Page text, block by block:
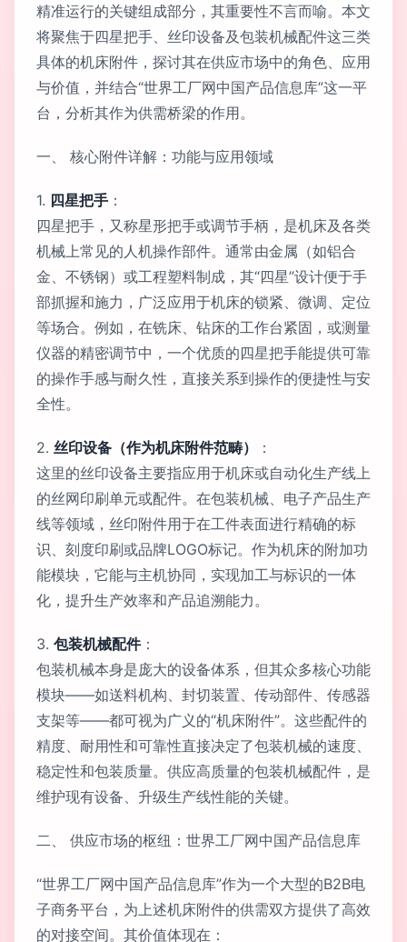
精准运行的关键组成部分，其重要性不言而喻。本文
将聚焦于四星把手、丝印设备及包装机械配件这三类
具体的机床附件，探讨其在供应市场中的角色、应用
与价值，并结合“世界工厂网中国产品信息库”这一平
台，分析其作为供需桥梁的作用。
一、 核心附件详解：功能与应用领域
1. 四星把手 ：
四星把手，又称星形把手或调节手柄，是机床及各类
机械上常见的人机操作部件。通常由金属（如铝合
金、不锈钢）或工程塑料制成，其“四星”设计便于手
部抓握和施力，广泛应用于机床的锁紧、微调、定位
等场合。例如，在铣床、钻床的工作台紧固，或测量
仪器的精密调节中，一个优质的四星把手能提供可靠
的操作手感与耐久性，直接关系到操作的便捷性与安
全性。
2. 丝印设备（作为机床附件范畴）
：
这里的丝印设备主要指应用于机床或自动化生产线上
的丝网印刷单元或配件。在包装机械、电子产品生产
线等领域，丝印附件用于在工件表面进行精确的标
识、刻度印刷或品牌LOGO标记。作为机床的附加功
能模块，它能与主机协同，实现加工与标识的一体
化，提升生产效率和产品追溯能力。
3. 包装机械配件：
包装机械本身是庞大的设备体系，但其众多核心功能
模块——如送料机构、封切装置、传动部件、传感器
支架等——都可视为广义的“机床附件”。这些配件的
精度、耐用性和可靠性直接决定了包装机械的速度、
稳定性和包装质量。供应高质量的包装机械配件，是
维护现有设备、升级生产线性能的关键。
二、 供应市场的枢纽：世界工厂网中国产品信息库
“世界工厂网中国产品信息库”作为一个大型的B2B电
子商务平台，为上述机床附件的供需双方提供了高效
的对接空间。其价值体现在：